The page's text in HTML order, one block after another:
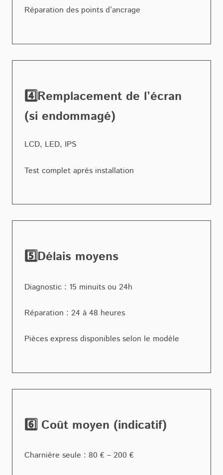
Réparation des points d’ancrage
4️⃣Remplacement de l’écran
(si endommagé)
LCD, LED, IPS
Test complet après installation
5️⃣Délais moyens
Diagnostic : 15 minuits ou 24h
Réparation : 24 à 48 heures
Pièces express disponibles selon le modèle
6️⃣ Coût moyen (indicatif)
Charnière seule : 80 € – 200 €